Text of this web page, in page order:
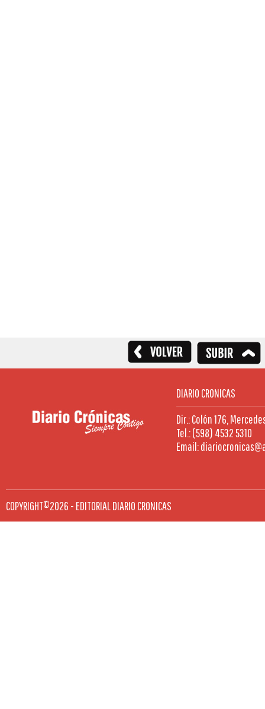
DIARIO CRONICAS
Dir.: Colón 176,
Tel.: (598) 4532 5310
Email:
COPYRIGHT©2026 - EDITORIAL DIARIO CRONICAS